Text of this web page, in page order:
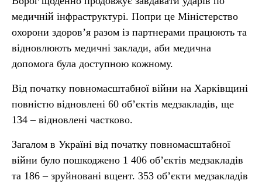
медичній інфраструктурі. Попри це Міністерство
охорони здоров’я разом із партнерами працюють та
відновлюють медичні заклади, аби медична
допомога була доступною кожному.
Від початку повномасштабної війни на Харківщині
повністю відновлені 60 об’єктів медзакладів, ще
134 – відновлені частково.
Загалом в Україні від початку повномасштабної
війни було пошкоджено 1 406 об’єктів медзакладів
та 186 – зруйновані вщент. 353 об’єкти медзакладів